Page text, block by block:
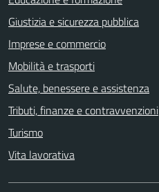
Giustizia e sicurezza pubblica
Imprese e commercio
Mobilità e trasporti
Salute, benessere e assistenza
Tributi, finanze e contravvenzioni
Turismo
Vita lavorativa